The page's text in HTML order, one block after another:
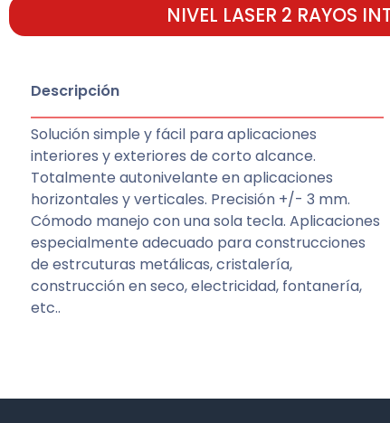
NIVEL LASER 2 RAYOS
Descripción
Solución simple y fácil para aplicaciones
interiores y exteriores de corto alcance.
Totalmente autonivelante en aplicaciones
horizontales y verticales. Precisión +/- 3 mm.
Cómodo manejo con una sola tecla. Aplicaciones
especialmente adecuado para construcciones
de estrcuturas metálicas, cristalería,
construcción en seco, electricidad, fontanería,
etc..